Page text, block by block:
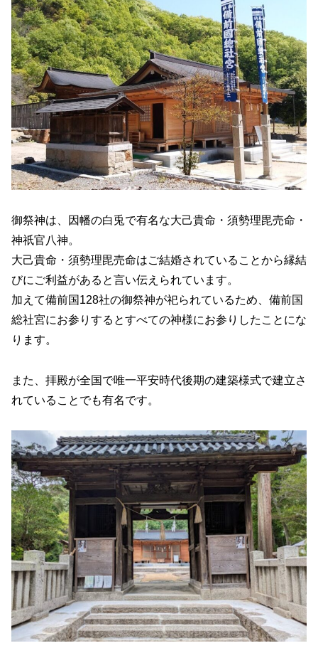
御祭神は、因幡の白兎で有名な大己貴命・須勢理毘売命・
神祇官八神。
大己貴命・須勢理毘売命はご結婚されていることから縁結
びにご利益があると言い伝えられています。
加えて備前国128社の御祭神が祀られているため、備前国
総社宮にお参りするとすべての神様にお参りしたことにな
ります。
また、拝殿が全国で唯一平安時代後期の建築様式で建立さ
れていることでも有名です。